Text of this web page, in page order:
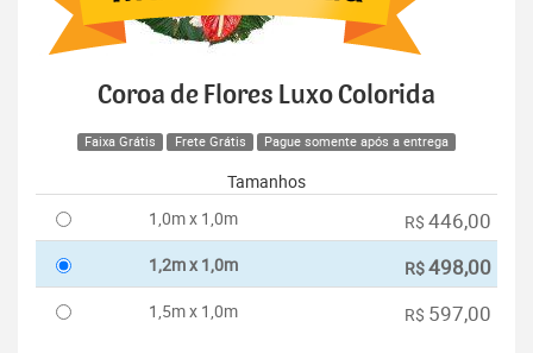
Coroa de Flores Luxo Colorida
Faixa Grátis Frete Grátis Pague somente após a entrega
Tamanhos
1,0m x 1,0m
R$ 446,00
1,2m x 1,0m R$498,00
1,5m x 1,0m R$ 597,00